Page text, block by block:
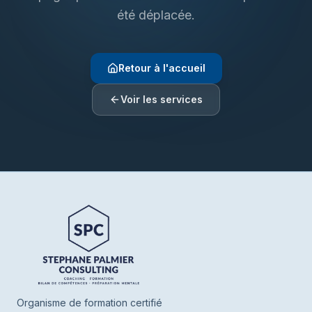
été déplacée.
Retour à l'accueil
Voir les services
Henrie SPC
En ligne
Bonjour ! Je suis Henrie votre assistant de
SPC. Parlez-moi de vous ou de ce que
vous cherchez, je vous oriente vers nos
Organisme de formation certifié